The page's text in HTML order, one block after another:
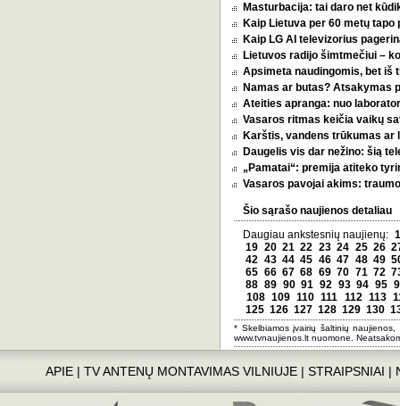
Masturbacija: tai daro net
Kaip Lietuva per 60 metų
Kaip LG AI televizorius
Lietuvos radijo šimtmečiui –
Apsimeta naudingomis, bet iš
Namas ar butas? Atsakymas
Ateities apranga: nuo
Vasaros ritmas keičia vaikų
Karštis, vandens trūkumas ar
Daugelis vis dar nežino: šią
„Pamatai“: premija atiteko
Vasaros pavojai akims:
Šio sąrašo naujienos detaliau
Daugiau ankstesnių naujienų: 1
19 20 21 22 23 24 25 26
42 43 44 45 46 47 48 49
65 66 67 68 69 70 71 72
88 89 90 91 92 93 94 95
108 109 110 111 112 113
125 126 127 128 129 130
* Skelbiamos įvairių šaltinių
www.tvnaujienos.lt nuomone.
APIE| TV ANTENŲ MONTAVIMAS VILNIUJE| STRAIPSNIAI |